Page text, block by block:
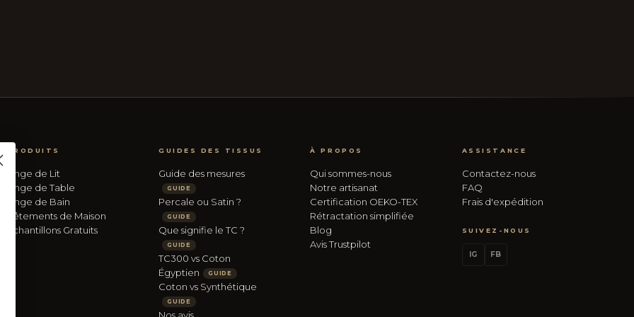
PRODUITS
Linge de Lit
Linge de Table
Linge de Bain
Vêtements de Maison
Échantillons Gratuits
GUIDES DES TISSUS
Guide des mesures
GUIDE
Percale ou Satin ?
GUIDE
Que signifie le TC ?
GUIDE
TC300 vs Coton
Égyptien
GUIDE
Coton vs Synthétique
GUIDE
Nos avis
À PROPOS
Qui sommes-nous
Notre artisanat
Certification OEKO-TEX
Rétractation simplifiée
Blog
Avis Trustpilot
ASSISTANCE
Contactez-nous
FAQ
Frais d'expédition
SUIVEZ-NOUS
IG FB